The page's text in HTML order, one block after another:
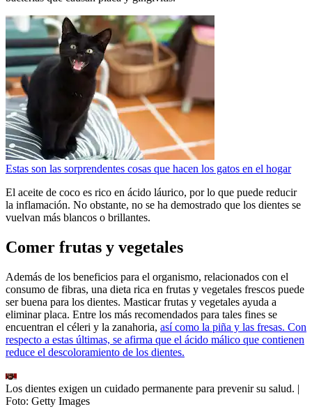
Estas son las sorprendentes cosas que hacen los gatos en el hogar
El aceite de coco es rico en ácido láurico, por lo que puede reducir
la inflamación. No obstante, no se ha demostrado que los dientes se
vuelvan más blancos o brillantes.
Comer frutas y vegetales
Además de los beneficios para el organismo, relacionados con el
consumo de fibras, una dieta rica en frutas y vegetales frescos puede
ser buena para los dientes. Masticar frutas y vegetales ayuda a
eliminar placa. Entre los más recomendados para tales fines se
encuentran el céleri y la zanahoria, así como la piña y las fresas. Con
respecto a estas últimas, se afirma que el ácido málico que contienen
reduce el descoloramiento de los dientes.
Los dientes exigen un cuidado permanente para prevenir su salud. |
Foto: Getty Images